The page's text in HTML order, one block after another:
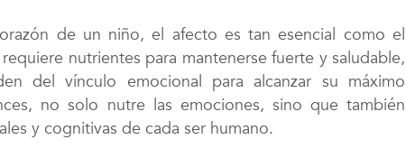
de un niño, el afecto es tan esencial como el
nutrientes para mantenerse fuerte y saludable,
del vínculo emocional para alcanzar su máximo
no solo nutre las emociones, sino que también
y cognitivas de cada ser humano.